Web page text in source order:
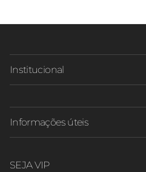
Institucional
Informações úteis
SEJA VIP